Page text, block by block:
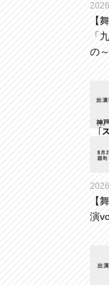
【
「
の～
【
演